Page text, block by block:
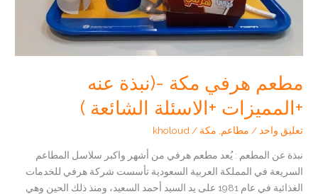
مطعم هرفي مكة -(نبذة عنه
+المميزات +الاسئلة الشائعة )
تعليق واحد/ مطاعم, مكة /
kholoud
نبذة عن المطعم : يُعد مطعم هرفي من أشهر واكبر سلاسل المطاعم
السريعة في المملكة العربية السعودية تأسست شركة هرفي للخدمات
الغذائية في عام 1981 على يد السيد أحمد السعيد، ومنذ ذلك الحين وهي